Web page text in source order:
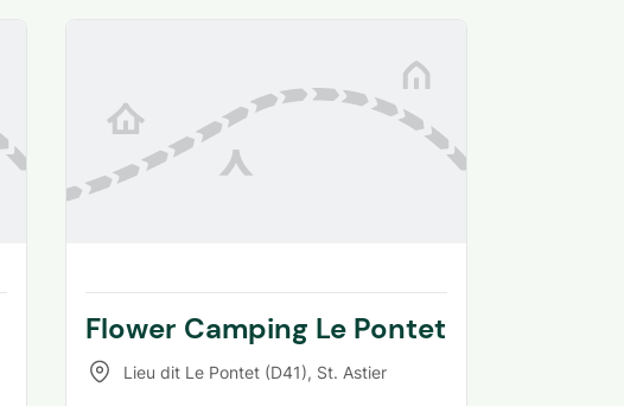
Flower Camping Le Pontet
Lieu dit Le Pontet (D41), St. Astier